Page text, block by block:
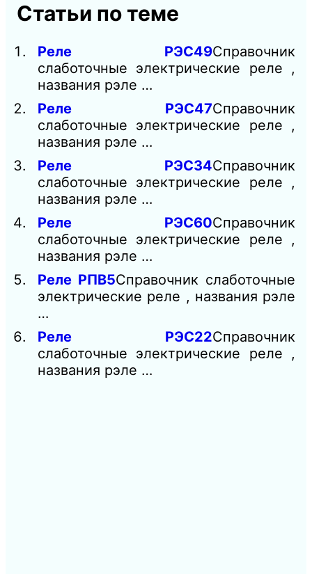
Статьи по теме
Реле РЭС49Справочник
слаботочные электрические реле ,
названия рэле …
Реле РЭС47Справочник
слаботочные электрические реле ,
названия рэле …
Реле РЭС34Справочник
слаботочные электрические реле ,
названия рэле …
Реле РЭС60Справочник
слаботочные электрические реле ,
названия рэле …
Реле РПВ5Справочник слаботочные
электрические реле , названия рэле
…
Реле РЭС22Справочник
слаботочные электрические реле ,
названия рэле …